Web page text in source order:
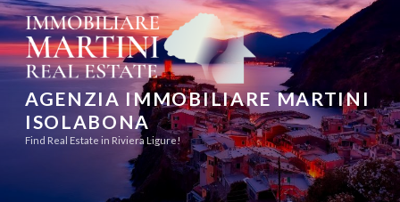
Salta
al
contenuto
AGENZIA IMMOBILIARE MARTINI
ISOLABONA
Find Real Estate in Riviera Ligure!